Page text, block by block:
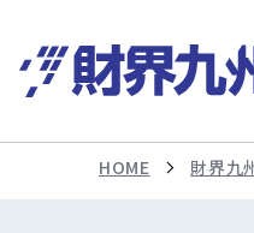
HOME 財界九